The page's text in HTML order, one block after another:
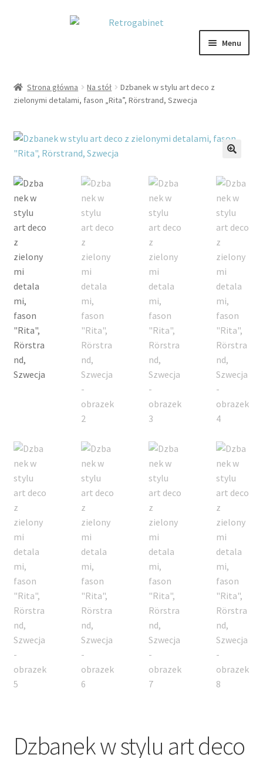
Menu
OBRAZY
NA STÓŁ
OŚWIETLENIE
MEBLE
VARIA
Strona główna Na stół
Dzbanek w stylu art deco z
zielonymi detalami, fason „Rita”, Rörstrand, Szwecja
Dzbanek w stylu art deco